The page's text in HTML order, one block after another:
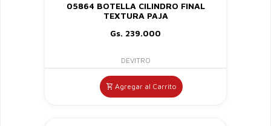
05864 BOTELLA CILINDRO FINAL
TEXTURA PAJA
Gs. 239.000
DEVITRO
Agregar al Carrito